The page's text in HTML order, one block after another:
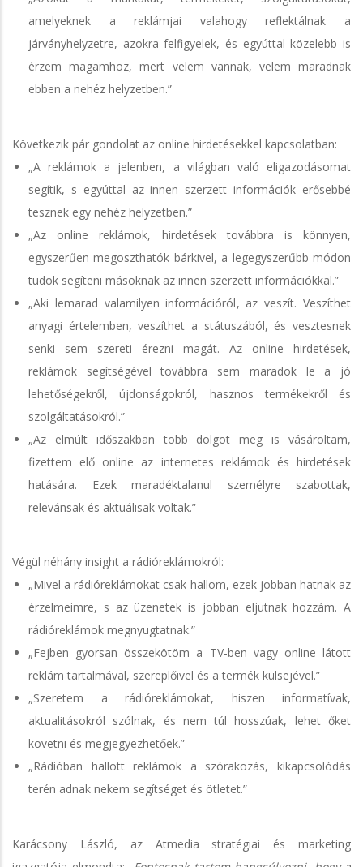
amelyeknek a reklámjai valahogy reflektálnak a
járványhelyzetre, azokra felfigyelek, és egyúttal közelebb is
érzem magamhoz, mert velem vannak, velem maradnak
ebben a nehéz helyzetben.”
Következik pár gondolat az online hirdetésekkel kapcsolatban:
„A reklámok a jelenben, a világban való eligazodásomat
segítik, s egyúttal az innen szerzett információk erősebbé
tesznek egy nehéz helyzetben.”
„Az online reklámok, hirdetések továbbra is könnyen,
egyszerűen megoszthatók bárkivel, a legegyszerűbb módon
tudok segíteni másoknak az innen szerzett információkkal.”
„Aki lemarad valamilyen információról, az veszít. Veszíthet
anyagi értelemben, veszíthet a státuszából, és vesztesnek
senki sem szereti érezni magát. Az online hirdetések,
reklámok segítségével továbbra sem maradok le a jó
lehetőségekről, újdonságokról, hasznos termékekről és
szolgáltatásokról.”
„Az elmúlt időszakban több dolgot meg is vásároltam,
fizettem elő online az internetes reklámok és hirdetések
hatására. Ezek maradéktalanul személyre szabottak,
relevánsak és aktuálisak voltak.”
Végül néhány insight a rádióreklámokról:
„Mivel a rádióreklámokat csak hallom, ezek jobban hatnak az
érzelmeimre, s az üzenetek is jobban eljutnak hozzám. A
rádióreklámok megnyugtatnak.”
„Fejben gyorsan összekötöm a TV-ben vagy online látott
reklám tartalmával, szereplőivel és a termék külsejével.”
„Szeretem a rádióreklámokat, hiszen informatívak,
aktualitásokról szólnak, és nem túl hosszúak, lehet őket
követni és megjegyezhetőek.”
„Rádióban hallott reklámok a szórakozás, kikapcsolódás
terén adnak nekem segítséget és ötletet.”
Karácsony László, az Atmedia stratégiai és marketing